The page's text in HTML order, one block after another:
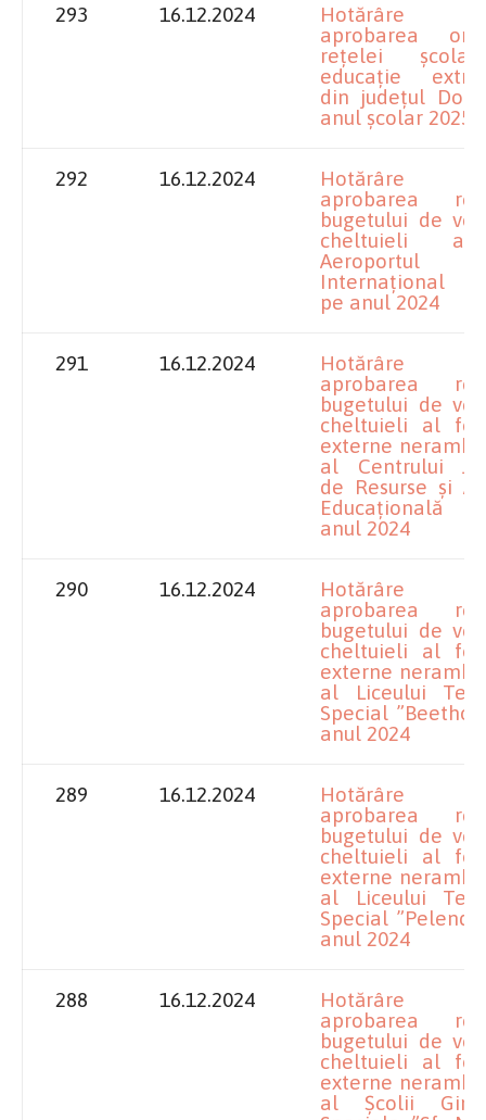
293 16.12.2024
Hotărâre
aprobarea
rețelei
educație
din județul Dolj
anul școlar 2025
292 16.12.2024
Hotărâre
aprobarea
bugetului de
cheltuieli al
Aeroportul
Internațional
pe anul 2024
291 16.12.2024
Hotărâre
aprobarea
bugetului de
cheltuieli al
externe
al Centrului
de Resurse și
Educațională
anul 2024
290 16.12.2024
Hotărâre
aprobarea
bugetului de
cheltuieli al
externe
al Liceului
Special
anul 2024
289 16.12.2024
Hotărâre
aprobarea
bugetului de
cheltuieli al
externe
al Liceului
Special
anul 2024
288 16.12.2024
Hotărâre
aprobarea
bugetului de
cheltuieli al
externe
al Școlii